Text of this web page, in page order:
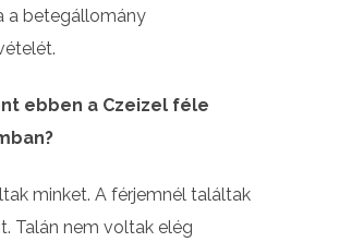
a betegállomány
ebben a Czeizel féle
minket. A férjemnél találtak
Talán nem voltak elég